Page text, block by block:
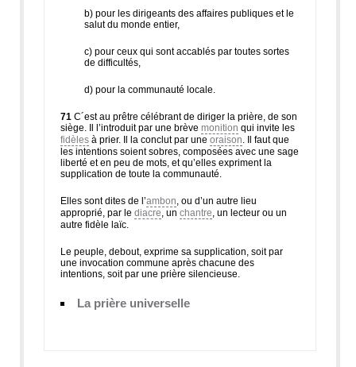
b) pour les dirigeants des affaires publiques et le
salut du monde entier,
c) pour ceux qui sont accablés par toutes sortes
de difficultés,
d) pour la communauté locale.
71 C´est au prêtre célébrant de diriger la prière, de son
siège. Il l’introduit par une brève monition qui invite les
fidèles à prier. Il la conclut par une oraison . Il faut que
les intentions soient sobres, composées avec une sage
liberté et en peu de mots, et qu’elles expriment la
supplication de toute la communauté.
Elles sont dites de l’ambon , ou d’un autre lieu
approprié, par le diacre , un chantre , un lecteur ou un
autre fidèle laïc.
Le peuple, debout, exprime sa supplication, soit par
une invocation commune après chacune des
intentions, soit par une prière silencieuse.
La prière universelle